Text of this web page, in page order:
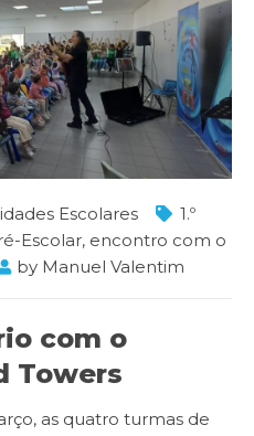
Escolares
1.º
Escolar, encontro com o
by Manuel Valentim
com o
Towers
as quatro turmas de